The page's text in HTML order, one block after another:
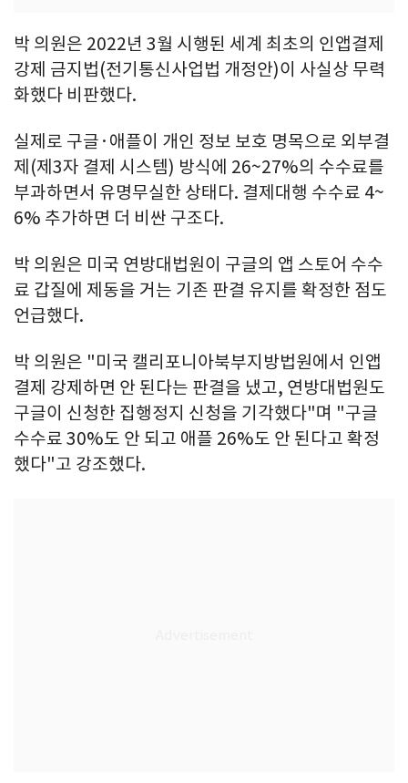
박 의원은 2022년 3월 시행된 세계 최초의 인앱결제
강제 금지법(전기통신사업법 개정안)이 사실상 무력
화했다 비판했다.
실제로 구글·애플이 개인 정보 보호 명목으로 외부결
제(제3자 결제 시스템) 방식에 26~27%의 수수료를
부과하면서 유명무실한 상태다. 결제대행 수수료 4~
6% 추가하면 더 비싼 구조다.
박 의원은 미국 연방대법원이 구글의 앱 스토어 수수
료 갑질에 제동을 거는 기존 판결 유지를 확정한 점도
언급했다.
박 의원은 "미국 캘리포니아북부지방법원에서 인앱
결제 강제하면 안 된다는 판결을 냈고, 연방대법원도
구글이 신청한 집행정지 신청을 기각했다"며 "구글
수수료 30%도 안 되고 애플 26%도 안 된다고 확정
했다"고 강조했다.​